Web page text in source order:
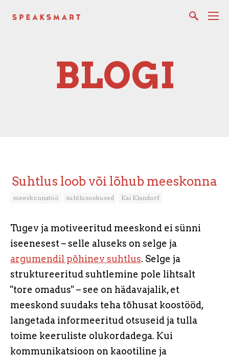
BLOGI
Suhtlus loob või lõhub meeskonna
meeskonnatöö suhtlusoskused Kai Klandorf
Tugev ja motiveeritud meeskond ei sünni
iseenesest – selle aluseks on selge ja
argumendil põhinev suhtlus. Selge ja
struktureeritud suhtlemine pole lihtsalt
"tore omadus" – see on hädavajalik, et
meeskond suudaks teha tõhusat koostööd,
langetada informeeritud otsuseid ja tulla
toime keeruliste olukordadega. Kui
kommunikatsioon on kaootiline ja